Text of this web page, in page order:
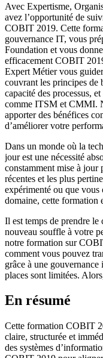
Avec Expertisme,
avez l’opportunité de
COBIT 2019. Cette
gouvernance IT, vous
Foundation et vous
efficacement COBIT
Expert Métier vous
couvrant les principes de
capacité des processus,
comme ITSM et CMMI.
apporter des bénéfices
d’améliorer votre
Dans un monde où la
jour est une nécessité
constamment mise à jour
récentes et les plus
expérimenté ou que vous
domaine, cette formation
Il est temps de prendre
nouveau souffle à votre
notre formation sur
comment vous pouvez
grâce à une
places sont limitées.
En résumé
Cette formation COBIT
claire, structurée et
des systèmes